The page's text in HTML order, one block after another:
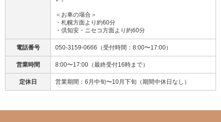
＜お車の場合＞
​・札幌方面より​約60分
・倶知安・ニセコ方面より​約60分
電話番号 050-3159-0666（受付時間：8:00〜17:00）
営業時間 8:00〜17:00（最終受付16時まで）
定休日 営業期間：6月中旬〜10月下旬（期間中休日なし）